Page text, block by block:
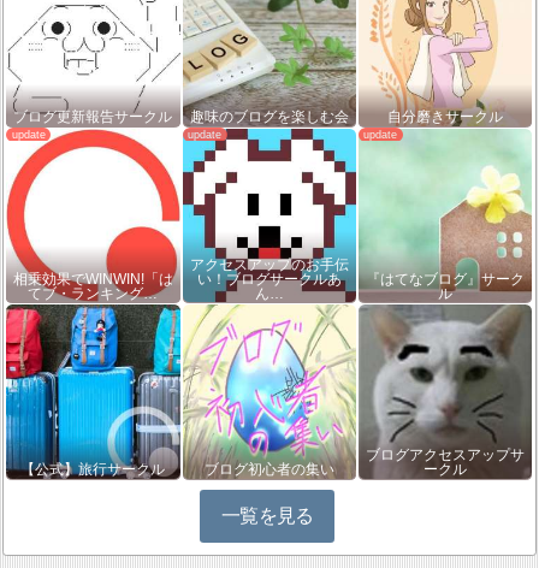
ブログ更新報告サークル 趣味のブログを楽しむ会 自分磨きサークル
相乗効果でWINWIN!「は
てブ・ランキング…
アクセスアップのお手伝
い！ブログサークルあ
ん…
『はてなブログ』サーク
ル
【公式】旅行サークル ブログ初心者の集い
ブログアクセスアップサ
ークル
一覧を見る